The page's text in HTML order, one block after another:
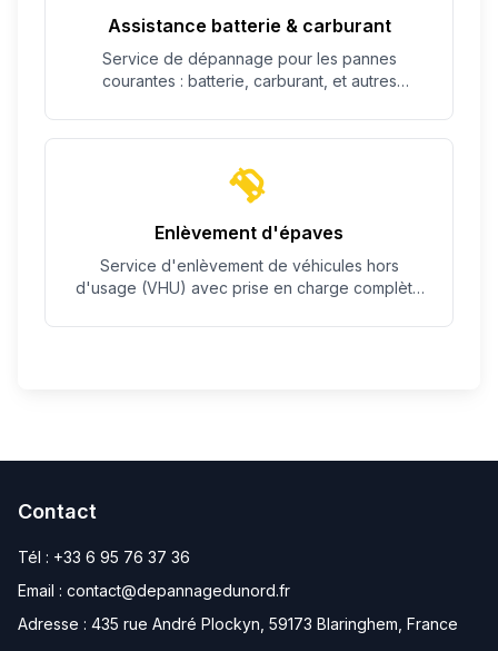
Assistance batterie & carburant
Service de dépannage pour les pannes
courantes : batterie, carburant, et autres
Enlèvement d'épaves
Service d'enlèvement de véhicules hors
d'usage (VHU) avec prise en charge complète
Contact
Tél : +33 6 95 76 37 36
Email : contact@depannagedunord.fr
Adresse : 435 rue André Plockyn, 59173 Blaringhem, France